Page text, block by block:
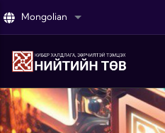
Skip to main content
Mongolian List additional actions